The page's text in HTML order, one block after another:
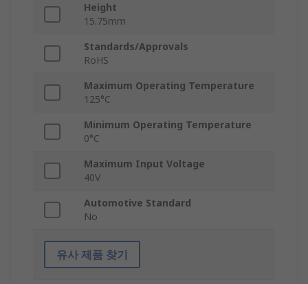
Height
15.75mm
Standards/Approvals
RoHS
Maximum Operating Temperature
125°C
Minimum Operating Temperature
0°C
Maximum Input Voltage
40V
Automotive Standard
No
유사 제품 찾기